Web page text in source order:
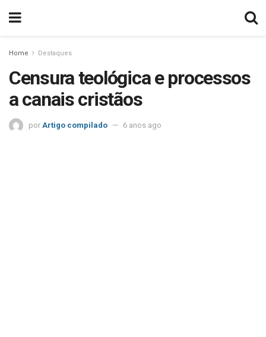
Home Destaques
Censura teológica e processos
a canais cristãos
por Artigo compilado 6 anos ago